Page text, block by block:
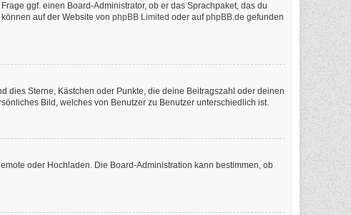
ggf. einen Board-Administrator, ob er das Sprachpaket, das du
auf der Website von phpBB Limited oder aufphpBB.de gefunden
dies Sterne, Kästchen oder Punkte, die deine Beitragszahl oder deinen
Bild, welches von Benutzer zu Benutzer unterschiedlich ist.
oder Hochladen. Die Board-Administration kann bestimmen, ob